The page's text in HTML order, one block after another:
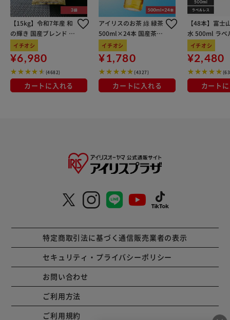
【15kg】令和7年産 和
の輝き 国産ブレンド 5
kg×3袋
イチオシ
¥6,980
(4682)
カートに入れる
アイリスのお茶 綠 緑茶
500ml×24本 国産茶葉
100％使用
イチオシ
¥1,780
(4327)
カートに入れる
【48本】富士
水 500ml ラベ
イチオシ
¥2,480
カート
特定商取引法に基づく通信販売業者の表示
セキュリティ・プライバシーポリシー
お問い合わせ
ご利用方法
ご利用規約